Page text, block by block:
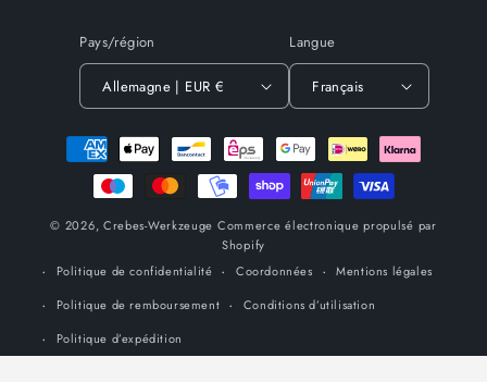
Pays/région
Allemagne | EUR €
Langue
Français
Moyens
paiement
© 2026, Crebes-Werkzeuge Commerce électronique propulsé par
Shopify
Politique de confidentialité
Coordonnées
Mentions légales
Politique de remboursement
Conditions d’utilisation
Politique d’expédition